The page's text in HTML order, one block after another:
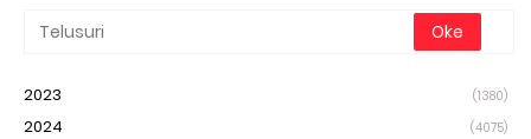
2023 (1380)
2024 (4075)